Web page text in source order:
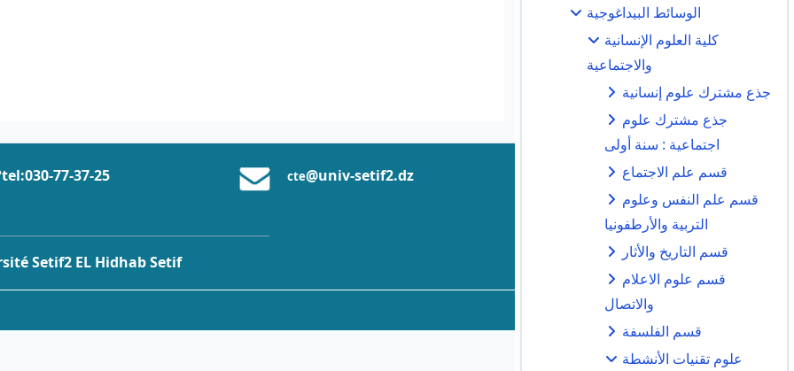
الوسائط البيداغوجية
كلية العلوم الإنسانية
والاجتماعية
جذع مشترك علوم إنسانية
جذع مشترك علوم
اجتماعية : سنة أولى
قسم علم الاجتماع
قسم علم النفس وعلوم
التربية والأرطفونيا
قسم التاريخ والأثار
قسم علوم الاعلام
والاتصال
قسم الفلسفة
علوم تقنيات الأنشطة
30-77-37-25 cte@univ-setif2.dz
Setif2 EL Hidhab Setif